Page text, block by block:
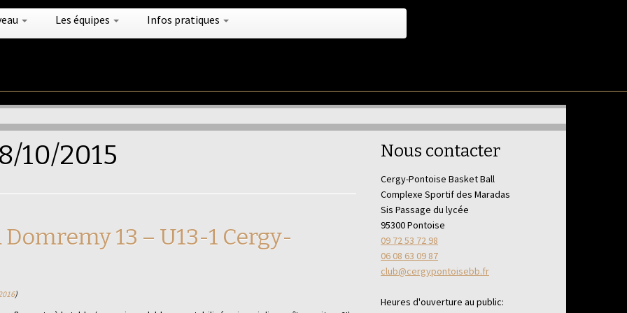
Les équipes Infos pratiques
10/2015
13 – U13-1 Cergy-
)
Nous contacter
Cergy-Pontoise Basket Ball
Complexe Sportif des Maradas
Sis Passage du lycée
95300 Pontoise
09 72 53 72 98
06 08 63 09 87
club@cergypontoisebb.fr
Heures d'ouverture au public: